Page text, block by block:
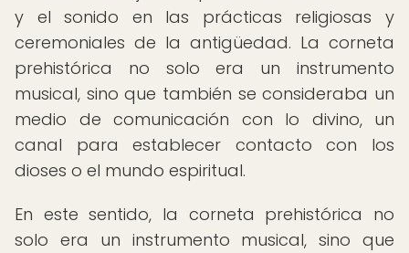
y el sonido en las prácticas religiosas y
ceremoniales de la antigüedad. La corneta
prehistórica no solo era un instrumento
musical, sino que también se consideraba un
medio de comunicación con lo divino, un
canal para establecer contacto con los
dioses o el mundo espiritual.
En este sentido, la corneta prehistórica no
solo era un instrumento musical, sino que